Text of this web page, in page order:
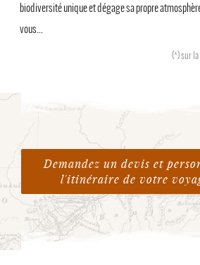
biodiversité unique et dégage sa propre
vous...
(*)sur la
Demandez un devis et
l'itinéraire de votre